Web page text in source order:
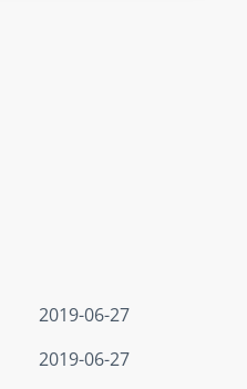
2019-06-27
2019-06-27